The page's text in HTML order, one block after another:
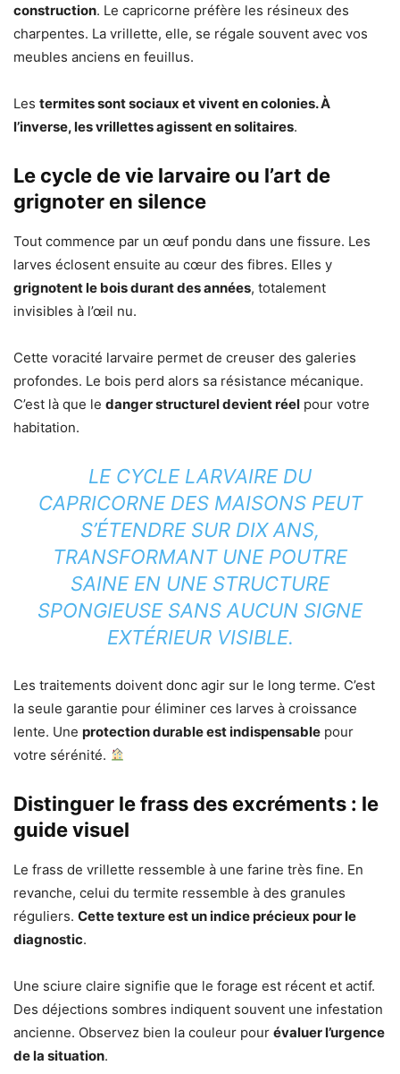
construction. Le capricorne préfère les résineux des
charpentes. La vrillette, elle, se régale souvent avec vos
meubles anciens en feuillus.
Les termites sont sociaux et vivent en colonies. À
l’inverse, les vrillettes agissent en solitaires.
Le cycle de vie larvaire ou l’art de
grignoter en silence
Tout commence par un œuf pondu dans une fissure. Les
larves éclosent ensuite au cœur des fibres. Elles y
grignotent le bois durant des années, totalement
invisibles à l’œil nu.
Cette voracité larvaire permet de creuser des galeries
profondes. Le bois perd alors sa résistance mécanique.
C’est là que le danger structurel devient réel pour votre
habitation.
LE CYCLE LARVAIRE DU
CAPRICORNE DES MAISONS PEUT
S’ÉTENDRE SUR DIX ANS,
TRANSFORMANT UNE POUTRE
SAINE EN UNE STRUCTURE
SPONGIEUSE SANS AUCUN SIGNE
EXTÉRIEUR VISIBLE.
Les traitements doivent donc agir sur le long terme. C’est
la seule garantie pour éliminer ces larves à croissance
lente. Une protection durable est indispensable pour
votre sérénité.
Distinguer le frass des excréments : le
guide visuel
Le frass de vrillette ressemble à une farine très fine. En
revanche, celui du termite ressemble à des granules
réguliers. Cette texture est un indice précieux pour le
diagnostic.
Une sciure claire signifie que le forage est récent et actif.
Des déjections sombres indiquent souvent une infestation
ancienne. Observez bien la couleur pour évaluer l’urgence
de la situation.